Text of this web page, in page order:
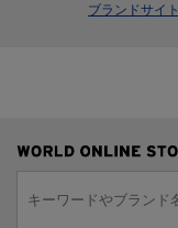
ブランドサイト